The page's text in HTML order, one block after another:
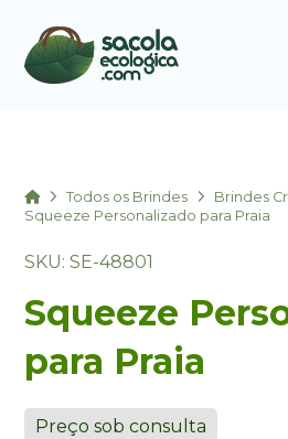
HomeTodos os Brindes
Brindes
Squeeze Personalizado para Praia
SKU: SE-48801
Squeeze
para Praia
Preço sob consulta
+55